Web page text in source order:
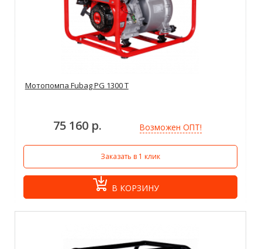
Мотопомпа Fubag PG 1300 T
75 160 р. Возможен ОПТ!
Заказать в 1 клик
В КОРЗИНУ